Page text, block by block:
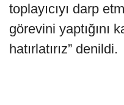
toplayıcıyı darp
görevini yaptığını
hatırlatırız” denildi.